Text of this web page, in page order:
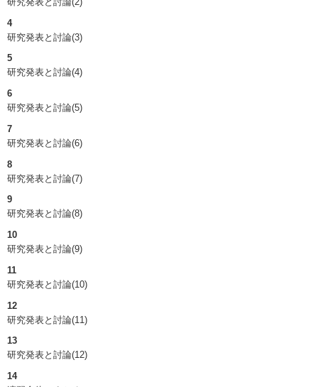
4
研究発表と討論(3)
5
研究発表と討論(4)
6
研究発表と討論(5)
7
研究発表と討論(6)
8
研究発表と討論(7)
9
研究発表と討論(8)
10
研究発表と討論(9)
11
研究発表と討論(10)
12
研究発表と討論(11)
13
研究発表と討論(12)
14